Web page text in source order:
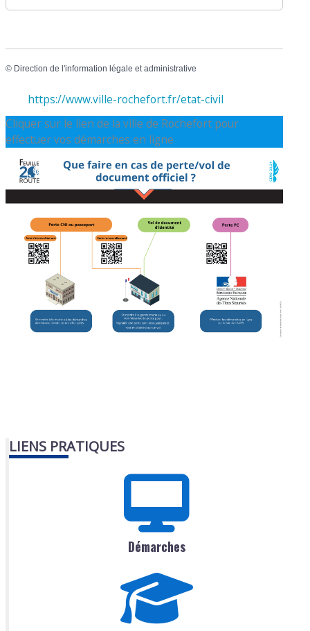
© Direction de l'information légale et administrative
https://www.ville-rochefort.fr/etat-civil
Cliquer sur le lien de la ville de Rochefort pour
effectuer vos démarches en ligne
LIENS PRATIQUES
Démarches